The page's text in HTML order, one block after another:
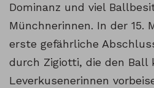
Dominanz und viel
Münchnerinnen. In der 15.
erste gefährliche
durch Zigiotti, die den Ball
Leverkusenerinnen